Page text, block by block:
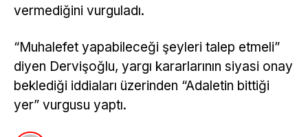
vermediğini vurguladı.
“Muhalefet yapabileceği şeyleri talep etmeli”
diyen Dervişoğlu, yargı kararlarının siyasi onay
beklediği iddiaları üzerinden “Adaletin bittiği
yer” vurgusu yaptı.